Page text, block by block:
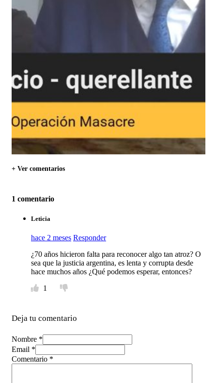
+ Ver comentarios
1 comentario
Leticia
hace 2 meses Responder
¿70 años hicieron falta para reconocer algo tan atroz? O
sea que la justicia argentina, es lenta y corrupta desde
hace muchos años ¿Qué podemos esperar, entonces?
1
Deja tu comentario
Nombre *
Email *
Comentario *